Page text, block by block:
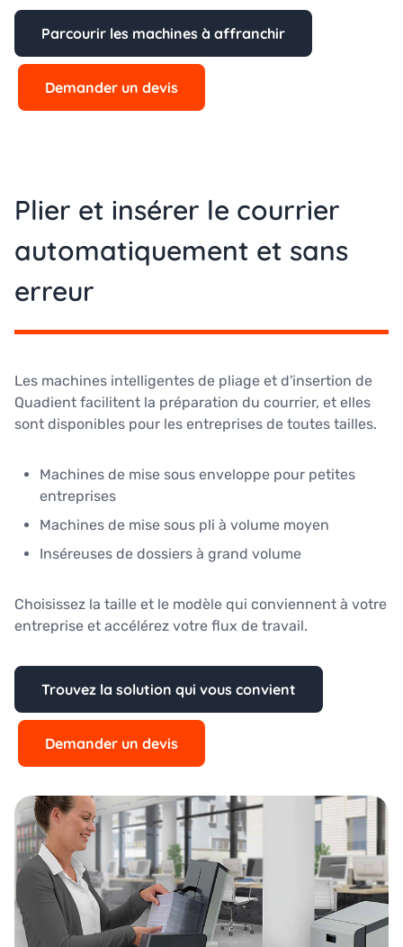
Parcourir les machines à affranchir
Demander un devis
Plier et insérer le courrier
automatiquement et sans
erreur
Les machines intelligentes de pliage et d'insertion de
Quadient facilitent la préparation du courrier, et elles
sont disponibles pour les entreprises de toutes tailles.
Machines de mise sous enveloppe pour petites
entreprises
Machines de mise sous pli à volume moyen
Inséreuses de dossiers à grand volume
Choisissez la taille et le modèle qui conviennent à votre
entreprise et accélérez votre flux de travail.
Trouvez la solution qui vous convient
Demander un devis